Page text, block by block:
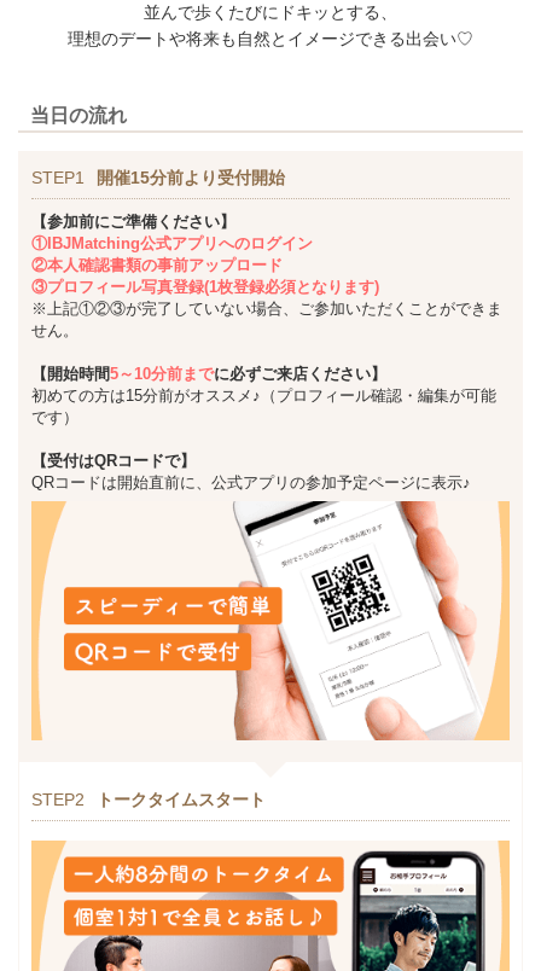
並んで歩くたびにドキッとする、
理想のデートや将来も自然とイメージできる出会い♡
当日の流れ
STEP1 開催15分前より受付開始
【参加前にご準備ください】
①IBJMatching公式アプリへのログイン
②本人確認書類の事前アップロード
③プロフィール写真登録(1枚登録必須となります)
※上記①②③が完了していない場合、ご参加いただくことができま
せん。
【開始時間5～10分前までに必ずご来店ください】
初めての方は15分前がオススメ♪（プロフィール確認・編集が可能
です）
【受付はQRコードで】
QRコードは開始直前に、公式アプリの参加予定ページに表示♪
STEP2 トークタイムスタート